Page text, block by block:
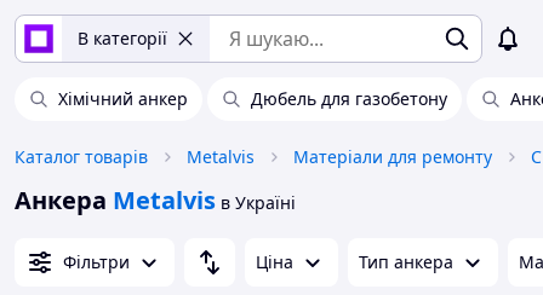
В категорії
Хімічний анкер Дюбель для газобетону
Каталог товарів Metalvis Матеріали для ремонту
Анкера Metalvis в Україні
Фільтри Ціна Тип анкера